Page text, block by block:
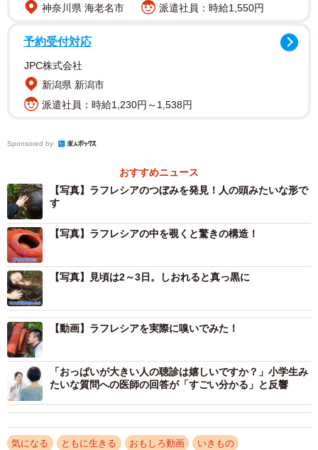
（＠UgomekiMushi）とともに4月、マレーシア東海岸に位
から車で8時間ほど、自分たちで運転していった。
外村さんによると、ラフレシアは、植物の基本的なパーツ
である根も葉も茎もない。また、葉緑体も持たないため、
ほかの植物が作り出した栄養を奪って生きているという。
ジャングルにはトラやゾウなども生息しています…！
神奈川県 海老名市
派遣社員：時給1,550円
予約受付対応
JPC株式会社
新潟県 新潟市
派遣社員：時給1,230円～1,538円
Sponsored by
おすすめニュース
【写真】ラフレシアのつぼみを発見！人の頭みたいな形で
す
【写真】ラフレシアの中を覗くと驚きの構造！
【写真】見頃は2～3日。しおれると真っ黒に
【動画】ラフレシアを実際に嗅いでみた！
「おっぱいが大きい人の聴診は嬉しいですか？」小学生み
たいな質問への医師の回答が「すごい分かる」と反響
気になる ともに生きる おもしろ動画 いきもの